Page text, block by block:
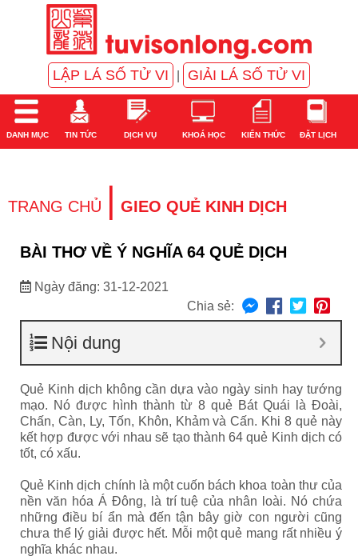
LẬP LÁ SỐ TỬ VI GIẢI LÁ SỐ TỬ VI
DANH MỤC TIN TỨC DỊCH VỤ KHOÁ HỌC KIẾN THỨC ĐẶT LỊCH
TRANG CHỦ | GIEO QUẺ KINH DỊCH
BÀI THƠ VỀ Ý NGHĨA 64 QUẺ DỊCH
Ngày đăng: 31-12-2021
Chia sẻ:
Nội dung
Quẻ Kinh dịch không cần dựa vào ngày sinh hay tướng
mạo. Nó được hình thành từ 8 quẻ Bát Quái là Đoài,
Chấn, Càn, Ly, Tốn, Khôn, Khảm và Cấn. Khi 8 quẻ này
kết hợp được với nhau sẽ tạo thành 64 quẻ Kinh dịch có
tốt, có xấu.
Quẻ Kinh dịch chính là một cuốn bách khoa toàn thư của
nền văn hóa Á Đông, là trí tuệ của nhân loài. Nó chứa
những điều bí ẩn mà đến tận bây giờ con người cũng
chưa thể lý giải được hết. Mỗi một quẻ mang rất nhiều ý
nghĩa khác nhau.